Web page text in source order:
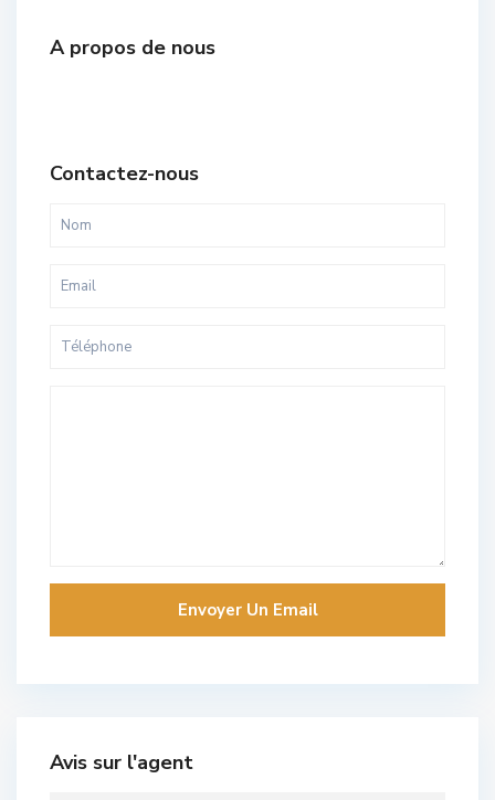
A propos de nous
Contactez-nous
Avis sur l'agent